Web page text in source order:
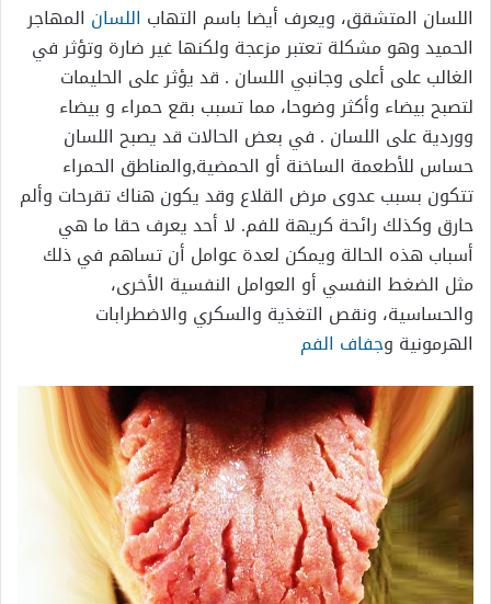
اللسان المتشقق، ويعرف أيضا باسم التهاب اللسان المهاجر
الحميد وهو مشكلة تعتبر مزعجة ولكنها غير ضارة وتؤثر في
الغالب على أعلى وجانبي اللسان . قد يؤثر على الحليمات
لتصبح بيضاء وأكثر وضوحا، مما تسبب بقع حمراء و بيضاء
ووردية على اللسان . في بعض الحالات قد يصبح اللسان
حساس للأطعمة الساخنة أو الحمضية,والمناطق الحمراء
تتكون بسبب عدوى مرض القلاع وقد يكون هناك تقرحات وألم
حارق وكذلك رائحة كريهة للفم. لا أحد يعرف حقا ما هي
أسباب هذه الحالة ويمكن لعدة عوامل أن تساهم في ذلك
مثل الضغط النفسي أو العوامل النفسية الأخرى،
والحساسية، ونقص التغذية والسكري والاضطرابات
الهرمونية وجفاف الفم